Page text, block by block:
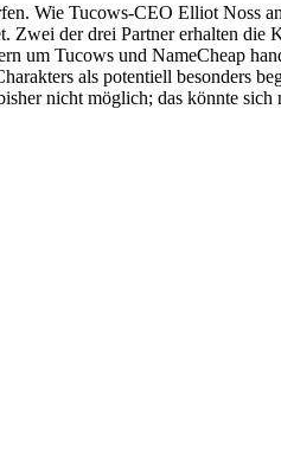
Wie Tucows-CEO Elliot Noss
Zwei der drei Partner erhalten die
um Tucows und NameCheap
als potentiell besonders
nicht möglich; das könnte sich